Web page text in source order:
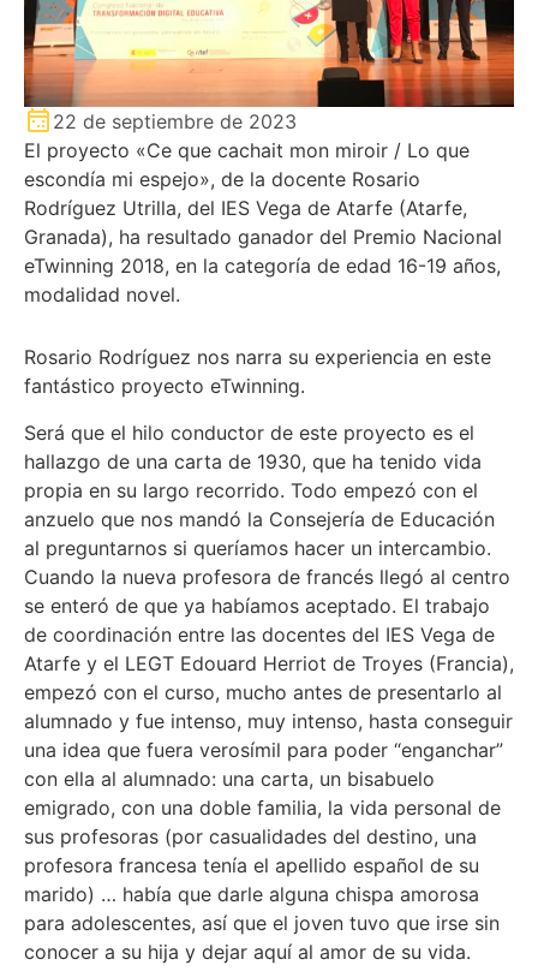
22 de septiembre de 2023
El proyecto «Ce que cachait mon miroir / Lo que
escondía mi espejo», de la docente Rosario
Rodríguez Utrilla, del IES Vega de Atarfe (Atarfe,
Granada), ha resultado ganador del Premio Nacional
eTwinning 2018, en la categoría de edad 16-19 años,
modalidad novel.
Rosario Rodríguez nos narra su experiencia en este
fantástico proyecto eTwinning.
Será que el hilo conductor de este proyecto es el
hallazgo de una carta de 1930, que ha tenido vida
propia en su largo recorrido. Todo empezó con el
anzuelo que nos mandó la Consejería de Educación
al preguntarnos si queríamos hacer un intercambio.
Cuando la nueva profesora de francés llegó al centro
se enteró de que ya habíamos aceptado. El trabajo
de coordinación entre las docentes del IES Vega de
Atarfe y el LEGT Edouard Herriot de Troyes (Francia),
empezó con el curso, mucho antes de presentarlo al
alumnado y fue intenso, muy intenso, hasta conseguir
una idea que fuera verosímil para poder “enganchar”
con ella al alumnado: una carta, un bisabuelo
emigrado, con una doble familia, la vida personal de
sus profesoras (por casualidades del destino, una
profesora francesa tenía el apellido español de su
marido) … había que darle alguna chispa amorosa
para adolescentes, así que el joven tuvo que irse sin
conocer a su hija y dejar aquí al amor de su vida.